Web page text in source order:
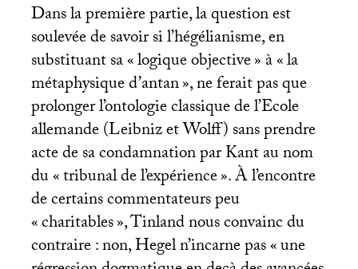
Dans la première partie, la question est
soulevée de savoir si l’hégélianisme, en
substituant sa «logique objective» à «la
métaphysique d’antan», ne ferait pas que
prolonger l’ontologie classique de l’Ecole
allemande (Leibniz et Wolff) sans prendre
acte de sa condamnation par Kant au nom
du «tribunal de l’expérience». À l’encontre
de certains commentateurs peu
«charitables», Tinland nous convainc du
contraire : non, Hegel n’incarne pas «une